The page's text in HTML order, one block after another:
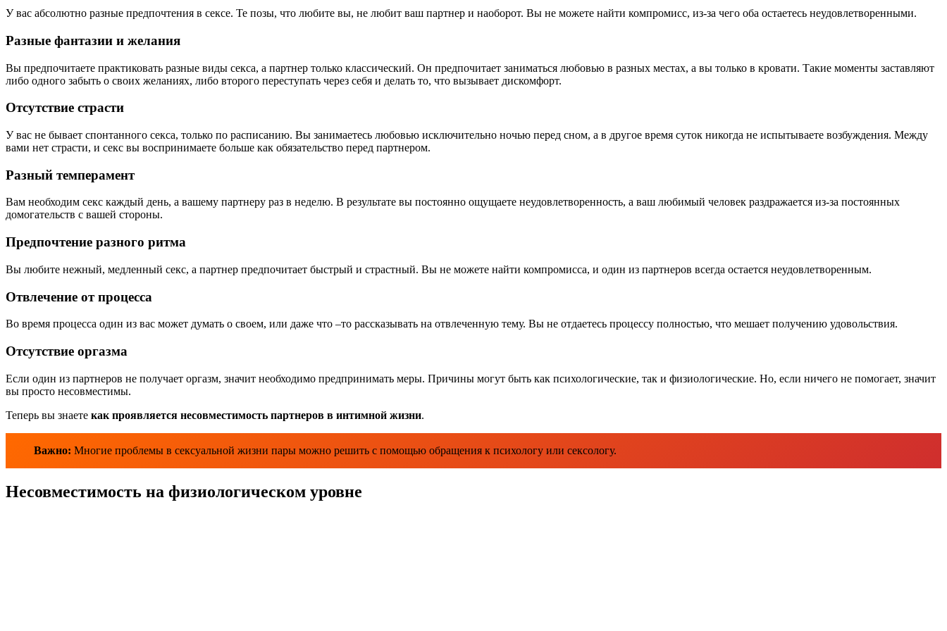
У вас абсолютно разные предпочтения в сексе. Те позы, что любите вы, не любит ваш партнер и наоборот. Вы не можете найти компромисс, из-за чего оба остаетесь неудовлетворенными.
Разные фантазии и желания
Вы предпочитаете практиковать разные виды секса, а партнер только классический. Он предпочитает заниматься любовью в разных местах, а вы только в кровати. Такие моменты заставляют
либо одного забыть о своих желаниях, либо второго переступать через себя и делать то, что вызывает дискомфорт.
Отсутствие страсти
У вас не бывает спонтанного секса, только по расписанию. Вы занимаетесь любовью исключительно ночью перед сном, а в другое время суток никогда не испытываете возбуждения. Между
вами нет страсти, и секс вы воспринимаете больше как обязательство перед партнером.
Разный темперамент
Вам необходим секс каждый день, а вашему партнеру раз в неделю. В результате вы постоянно ощущаете неудовлетворенность, а ваш любимый человек раздражается из-за постоянных
домогательств с вашей стороны.
Предпочтение разного ритма
Вы любите нежный, медленный секс, а партнер предпочитает быстрый и страстный. Вы не можете найти компромисса, и один из партнеров всегда остается неудовлетворенным.
Отвлечение от процесса
Во время процесса один из вас может думать о своем, или даже что –то рассказывать на отвлеченную тему. Вы не отдаетесь процессу полностью, что мешает получению удовольствия.
Отсутствие оргазма
Если один из партнеров не получает оргазм, значит необходимо предпринимать меры. Причины могут быть как психологические, так и физиологические. Но, если ничего не помогает, значит
вы просто несовместимы.
Теперь вы знаете как проявляется несовместимость партнеров в интимной жизни.
Важно: Многие проблемы в сексуальной жизни пары можно решить с помощью обращения к психологу или сексологу.
Несовместимость на физиологическом уровне